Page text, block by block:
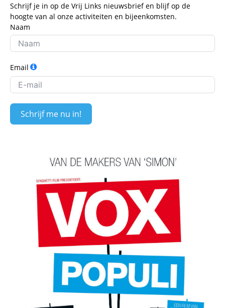
Schrijf je in op de Vrij Links nieuwsbrief en blijf op de
hoogte van al onze activiteiten en bijeenkomsten.
Naam
Email
Schrijf me nu in!